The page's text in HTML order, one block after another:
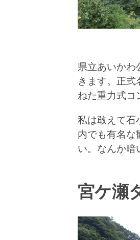
県立あいかわ
きます。正
ねた重力式コ
私は敢えて石
内でも有名な
い。なんか暗
宮ケ瀬